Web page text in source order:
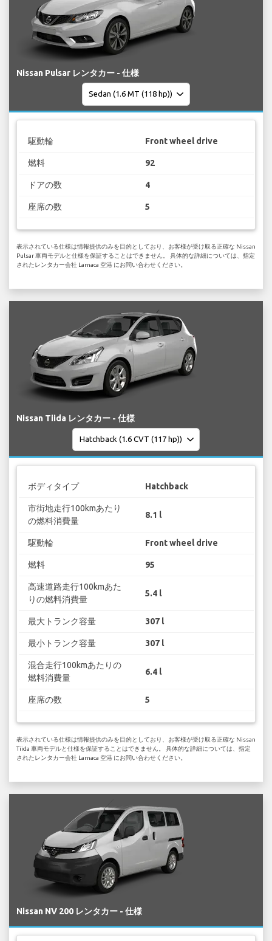
Nissan Pulsar レンタカー - 仕様
駆動輪 Front wheel drive
燃料 92
ドアの数 4
座席の数 5
表示されている仕様は情報提供のみを目的としており、お客様が受け取る正確な Nissan
Pulsar 車両モデルと仕様を保証することはできません。 具体的な詳細については、指定
されたレンタカー会社 Larnaca 空港 にお問い合わせください。
Nissan Tiida レンタカー - 仕様
ボディタイプ Hatchback
市街地走行100kmあたり
の燃料消費量
8.1 l
駆動輪 Front wheel drive
燃料 95
高速道路走行100kmあた
りの燃料消費量
5.4 l
最大トランク容量 307 l
最小トランク容量 307 l
混合走行100kmあたりの
燃料消費量
6.4 l
座席の数 5
表示されている仕様は情報提供のみを目的としており、お客様が受け取る正確な Nissan
Tiida 車両モデルと仕様を保証することはできません。 具体的な詳細については、指定
されたレンタカー会社 Larnaca 空港 にお問い合わせください。
Nissan NV 200 レンタカー - 仕様